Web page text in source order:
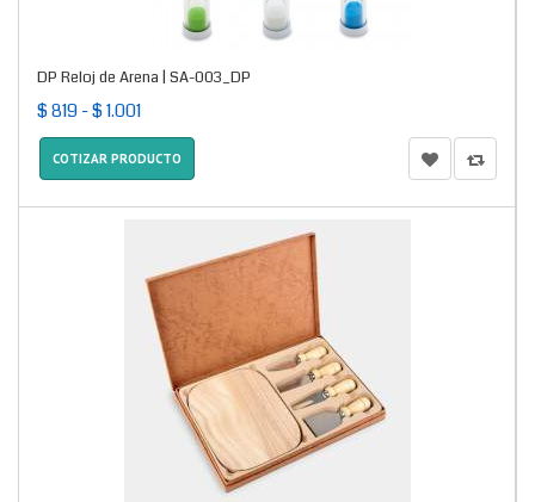
DP Reloj de Arena | SA-003_DP
$ 819 - $ 1.001
COTIZAR PRODUCTO